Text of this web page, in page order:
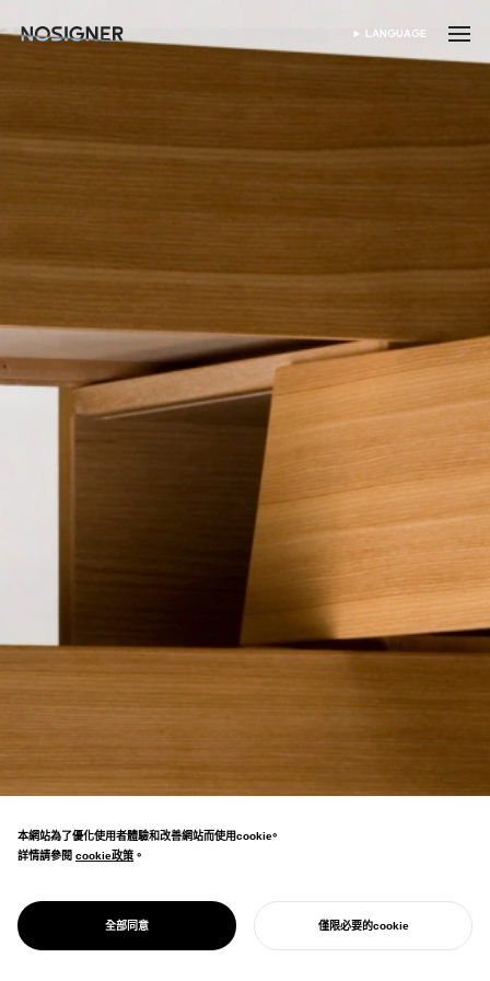
首頁 SELECT LANGUAGE
LANGUAGE
PROJECT
CARTESIA
世界級設計雜誌《Wallpaper*》評價為「世界上
最美的抽屜」。
本網站為了優化使用者體驗和改善網站而使用cookie。
詳情請參閱 cookie政策
cookie政策 。
全部同意 僅限必要的cookie